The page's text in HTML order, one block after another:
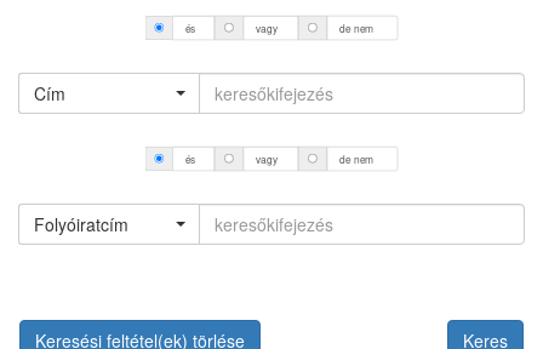
és vagy de nem
Cím
és vagy de nem
Folyóiratcím
Keresési feltétel(ek) törlése